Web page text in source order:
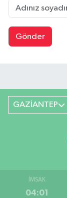
Gönder
GAZİANTEP
İMSAK
04:01